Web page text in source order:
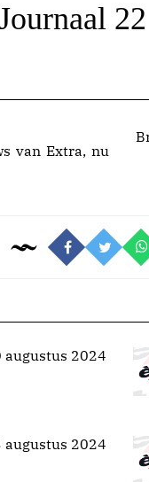
van Extra, nu
augustus 2024
augustus 2024